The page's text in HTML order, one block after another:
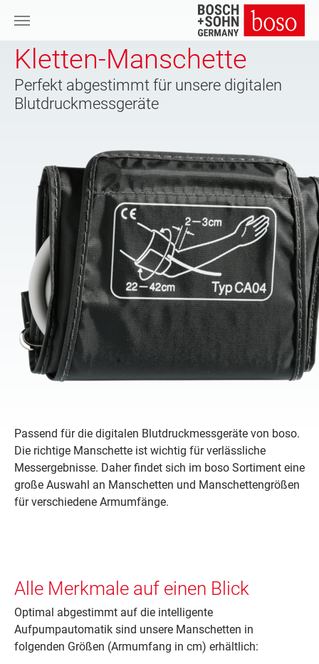
Zum Hauptinhalt springen
Kletten-Manschette
Perfekt abgestimmt für unsere digitalen
Blutdruckmessgeräte
Passend für die digitalen Blutdruckmessgeräte von boso.
Die richtige Manschette ist wichtig für verlässliche
Messergebnisse. Daher findet sich im boso Sortiment eine
große Auswahl an Manschetten und Manschettengrößen
für verschiedene Armumfänge.
Alle Merkmale auf einen Blick
Optimal abgestimmt auf die intelligente
Aufpumpautomatik sind unsere Manschetten in
folgenden Größen (Armumfang in cm) erhältlich: